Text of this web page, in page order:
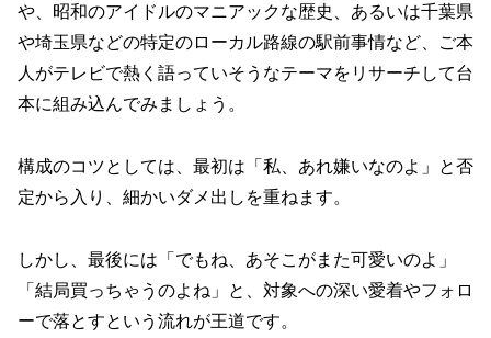
や、昭和のアイドルのマニアックな歴史、あるいは千葉県
や埼玉県などの特定のローカル路線の駅前事情など、ご本
人がテレビで熱く語っていそうなテーマをリサーチして台
本に組み込んでみましょう。
構成のコツとしては、最初は「私、あれ嫌いなのよ」と否
定から入り、細かいダメ出しを重ねます。
しかし、最後には「でもね、あそこがまた可愛いのよ」
「結局買っちゃうのよね」と、対象への深い愛着やフォロ
ーで落とすという流れが王道です。